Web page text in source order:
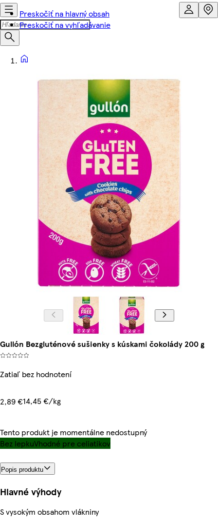
Preskočiť na hlavný obsah
Preskočiť na vyhľadávanie
Gullón Bezgluténové sušienky s kúskami čokolády 200 g
Zatiaľ bez hodnotení
2,89 €14,45 €/kg
Tento produkt je momentálne nedostupný
Bez lepkuVhodné pre celiatikov
Popis produktu
Hlavné výhody
S vysokým obsahom vlákniny